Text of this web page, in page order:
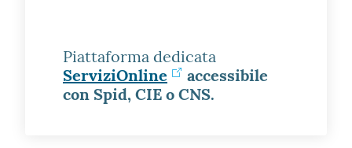
Piattaforma dedicata
ServiziOnline
accessibile
con Spid, CIE o CNS.